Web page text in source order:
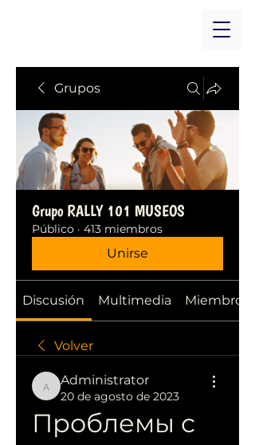
Grupos
Grupo RALLY 101 MUSEOS
Público · 413 miembros
Unirse
Discusión Multimedia Miembros
Volver
Administrator
Administrator
20 de agosto de 2023
Проблемы с